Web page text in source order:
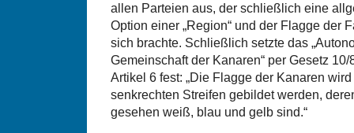
allen Parteien aus, der schließlich eine
Option einer „Region“ und der Flagge der
sich brachte. Schließlich setzte das
Gemeinschaft der Kanaren“ per Gesetz
Artikel 6 fest: „Die Flagge der Kanaren
senkrechten Streifen gebildet werden,
gesehen weiß, blau und gelb sind.“